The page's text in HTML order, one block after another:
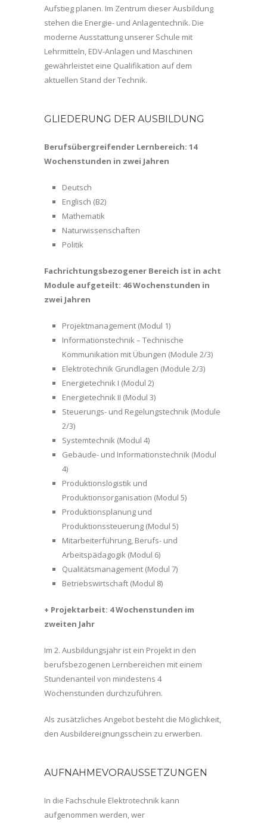
Aufstieg planen. Im Zentrum dieser Ausbildung
stehen die Energie- und Anlagentechnik. Die
moderne Ausstattung unserer Schule mit
Lehrmitteln, EDV-Anlagen und Maschinen
gewährleistet eine Qualifikation auf dem
aktuellen Stand der Technik.
GLIEDERUNG DER AUSBILDUNG
Berufsübergreifender Lernbereich: 14
Wochenstunden in zwei Jahren
Deutsch
Englisch (B2)
Mathematik
Naturwissenschaften
Politik
Fachrichtungsbezogener Bereich ist in acht
Module aufgeteilt: 46 Wochenstunden in
zwei Jahren
Projektmanagement (Modul 1)
Informationstechnik – Technische
Kommunikation mit Übungen (Module 2/3)
Elektrotechnik Grundlagen (Module 2/3)
Energietechnik I (Modul 2)
Energietechnik II (Modul 3)
Steuerungs- und Regelungstechnik (Module
2/3)
Systemtechnik (Modul 4)
Gebäude- und Informationstechnik (Modul
4)
Produktionslogistik und
Produktionsorganisation (Modul 5)
Produktionsplanung und
Produktionssteuerung (Modul 5)
Mitarbeiterführung, Berufs- und
Arbeitspädagogik (Modul 6)
Qualitätsmanagement (Modul 7)
Betriebswirtschaft (Modul 8)
+ Projektarbeit: 4 Wochenstunden im
zweiten Jahr
Im 2. Ausbildungsjahr ist ein Projekt in den
berufsbezogenen Lernbereichen mit einem
Stundenanteil von mindestens 4
Wochenstunden durchzuführen.
Als zusätzliches Angebot besteht die Möglichkeit,
den Ausbildereignungsschein zu erwerben.
AUFNAHMEVORAUSSETZUNGEN
In die Fachschule Elektrotechnik kann
aufgenommen werden, wer